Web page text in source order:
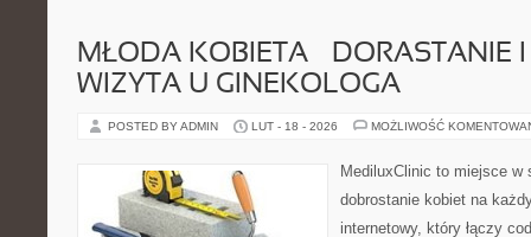
MŁODA KOBIETA – DORASTANIE
WIZYTA U GINEKOLOGA
POSTED BY ADMIN LUT - 18 - 2026 MOŻLIWOŚĆ
MediluxClinic to miejsce
dobrostanie kobiet na
internetowy, który łączy